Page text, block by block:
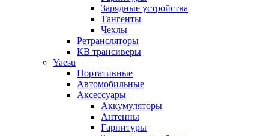
Зарядные устройства
Тангенты
Чехлы
Ретрансляторы
КВ трансиверы
Yaesu
Портативные
Автомобильные
Аксессуары
Аккумуляторы
Антенны
Гарнитуры